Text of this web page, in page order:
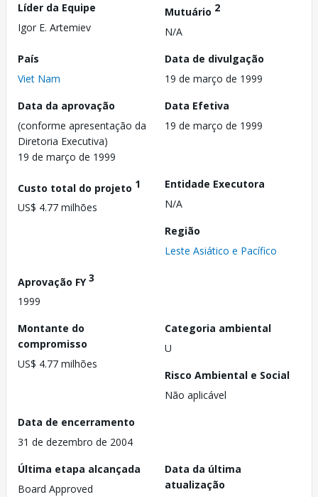
Líder da Equipe
Igor E. Artemiev
Mutuário 2
N/A
País
Viet Nam
Data de divulgação
19 de março de 1999
Data da aprovação
(conforme apresentação da
Diretoria Executiva)
19 de março de 1999
Data Efetiva
19 de março de 1999
Custo total do projeto 1
US$ 4.77 milhões
Entidade Executora
N/A
Região
Leste Asiático e Pacífico
Aprovação FY3
1999
Montante do
compromisso
US$ 4.77 milhões
Categoria ambiental
U
Risco Ambiental e Social
Não aplicável
Data de encerramento
31 de dezembro de 2004
Última etapa alcançada
Board Approved
Data da última
atualização